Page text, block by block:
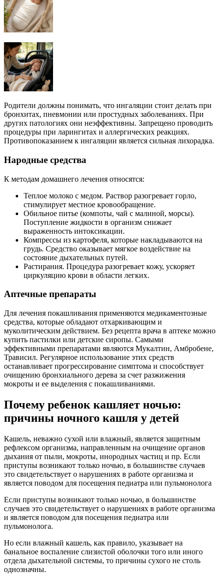
Родители должны понимать, что ингаляции стоит делать при
бронхитах, пневмонии или простудных заболеваниях. При
других патологиях они неэффективны. Запрещено проводить
процедуры при ларингитах и аллергических реакциях.
Противопоказанием к ингаляции является сильная лихорадка.
Народные средства
К методам домашнего лечения относятся:
Теплое молоко с медом. Раствор разогревает горло,
стимулирует местное кровообращение.
Обильное питье (компоты, чай с малиной, морсы).
Поступление жидкости в организм снижает
выраженность интоксикации.
Компрессы из картофеля, которые накладываются на
грудь. Средство оказывает мягкое воздействие на
состояние дыхательных путей.
Растирания. Процедура разогревает кожу, ускоряет
циркуляцию крови в области легких.
Аптечные препараты
Для лечения покашливания применяются медикаментозные
средства, которые обладают отхаркивающим и
муколитическим действием. Без рецепта врача в аптеке можно
купить пастилки или детские сиропы. Самыми
эффективными препаратами являются Мукалтин, Амбробене,
Трависил. Регулярное использование этих средств
останавливает прогрессирование симптома и способствует
очищению бронхиального дерева за счет разжижения
мокроты и ее выделения с покашливаниями.
Почему ребенок кашляет ночью:
причины ночного кашля у детей
Кашель, неважно сухой или влажный, является защитным
рефлексом организма, направленным на очищение органов
дыхания от пыли, мокроты, инородных частиц и пр. Если
приступы возникают только ночью, в большинстве случаев
это свидетельствует о нарушениях в работе организма и
является поводом для посещения педиатра или пульмонолога
Если приступы возникают только ночью, в большинстве
случаев это свидетельствует о нарушениях в работе организма
и является поводом для посещения педиатра или
пульмонолога.
Но если влажный кашель, как правило, указывает на
банальное воспаление слизистой оболочки того или иного
отдела дыхательной системы, то причины сухого не столь
однозначны.